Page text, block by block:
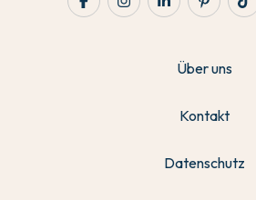
Über uns
Kontakt
Datenschutz